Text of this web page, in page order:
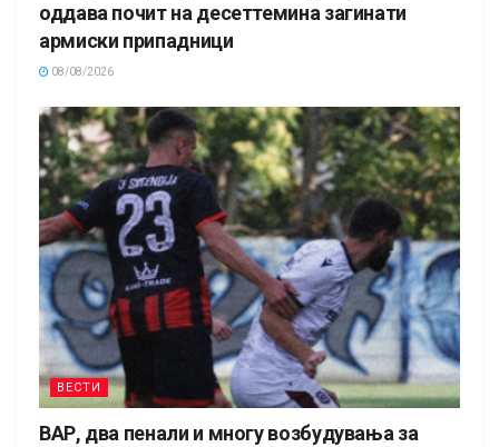
оддава почит на десеттемина загинати
армиски припадници
08/08/2026
ВЕСТИ
ВАР, два пенали и многу возбудувања за